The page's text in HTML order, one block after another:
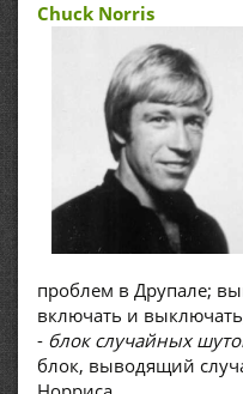
Chuck Norris
проблем в Друпале;
включать и
- блок случайных
блок, выводящий